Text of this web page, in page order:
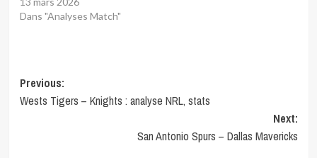
Dans "Analyses Match"
Post
navigation
Previous:
Wests Tigers – Knights : analyse NRL, stats
Next:
San Antonio Spurs – Dallas Mavericks